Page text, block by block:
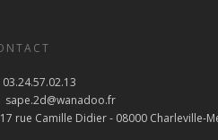
03.24.57.02.13
sape.2d@wanadoo.fr
17 rue Camille Didier - 08000 Charleville-